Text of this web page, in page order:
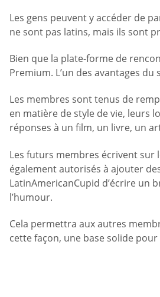
Les gens peuvent y accéder de
ne sont pas latins, mais ils sont
Bien que la plate-forme de
Premium. L’un des avantages
Les membres sont tenus de
en matière de style de vie, leurs
réponses à un film, un livre, un
Les futurs membres écrivent sur
également autorisés à ajouter
LatinAmericanCupid d’écrire un
l’humour.
Cela permettra aux autres
cette façon, une base solide